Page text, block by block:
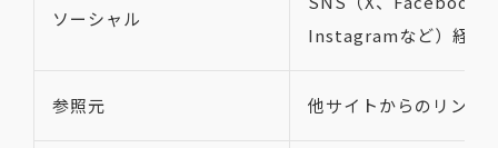
ソーシャル
Instagramなど）経由
参照元 他サイトからのリンク